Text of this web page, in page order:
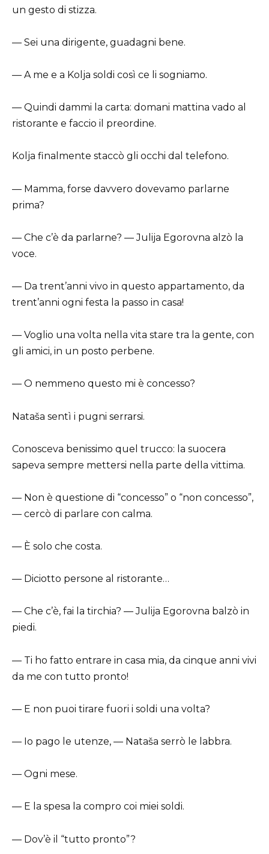
un gesto di stizza.
— Sei una dirigente, guadagni bene.
— A me e a Kolja soldi così ce li sogniamo.
— Quindi dammi la carta: domani mattina vado al
ristorante e faccio il preordine.
Kolja finalmente staccò gli occhi dal telefono.
— Mamma, forse davvero dovevamo parlarne
prima?
— Che c’è da parlarne? — Julija Egorovna alzò la
voce.
— Da trent’anni vivo in questo appartamento, da
trent’anni ogni festa la passo in casa!
— Voglio una volta nella vita stare tra la gente, con
gli amici, in un posto perbene.
— O nemmeno questo mi è concesso?
Nataša sentì i pugni serrarsi.
Conosceva benissimo quel trucco: la suocera
sapeva sempre mettersi nella parte della vittima.
— Non è questione di “concesso” o “non concesso”,
— cercò di parlare con calma.
— È solo che costa.
— Diciotto persone al ristorante…
— Che c’è, fai la tirchia? — Julija Egorovna balzò in
piedi.
— Ti ho fatto entrare in casa mia, da cinque anni vivi
da me con tutto pronto!
— E non puoi tirare fuori i soldi una volta?
— Io pago le utenze, — Nataša serrò le labbra.
— Ogni mese.
— E la spesa la compro coi miei soldi.
— Dov’è il “tutto pronto”?